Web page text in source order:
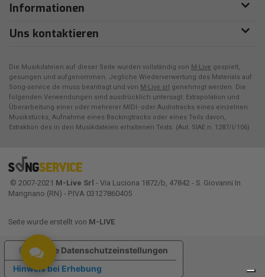
Informationen
Uns kontaktieren
Die Musikdateien auf dieser Seite wurden vollständig von M-Live gespielt,
gesungen und aufgenommen. Jegliche Wiederverwertung des Materials auf
Song-service.de muss beantragt und von M-Live srl genehmigt werden. Die
folgenden Verwendungen sind ausdrücklich untersagt: Extrapolation und
Überarbeitung einer oder mehrerer MIDI- oder Audiotracks eines einzelnen
Musikstücks, Aufnahme eines Backingtracks oder eines Teils davon,
Extraktion des in den Musikdateien erhaltenen Texts. (Aut. SIAE n. 1287/I/106)
© 2007-2021 M-Live Srl - Via Luciona 1872/b, 47842 - S. Giovanni In
Marignano (RN) - P.IVA 03127860405
Seite wurde erstellt von M-LIVE
Hinweis bei Erhebung
Ihre Datenschutzeinstellungen